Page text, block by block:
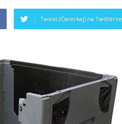
Tweet (Ćwierkaj) na Twitterze